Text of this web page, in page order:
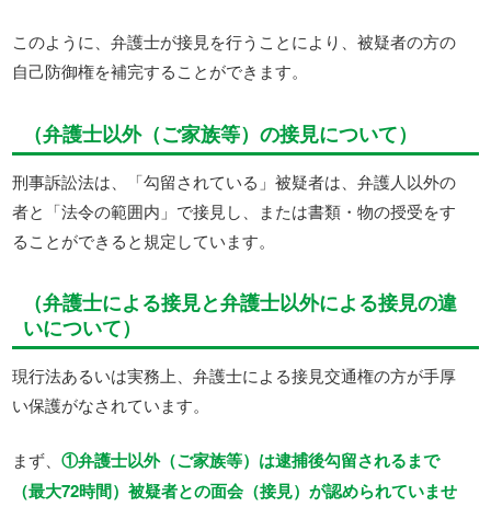
このように、弁護士が接見を行うことにより、被疑者の方の
自己防御権を補完することができます。
（弁護士以外（ご家族等）の接見について）
刑事訴訟法は、「勾留されている」被疑者は、弁護人以外の
者と「法令の範囲内」で接見し、または書類・物の授受をす
ることができると規定しています。
（弁護士による接見と弁護士以外による接見の違
いについて）
現行法あるいは実務上、弁護士による接見交通権の方が手厚
い保護がなされています。
まず、①弁護士以外（ご家族等）は逮捕後勾留されるまで
（最大72時間）被疑者との面会（接見）が認められていませ